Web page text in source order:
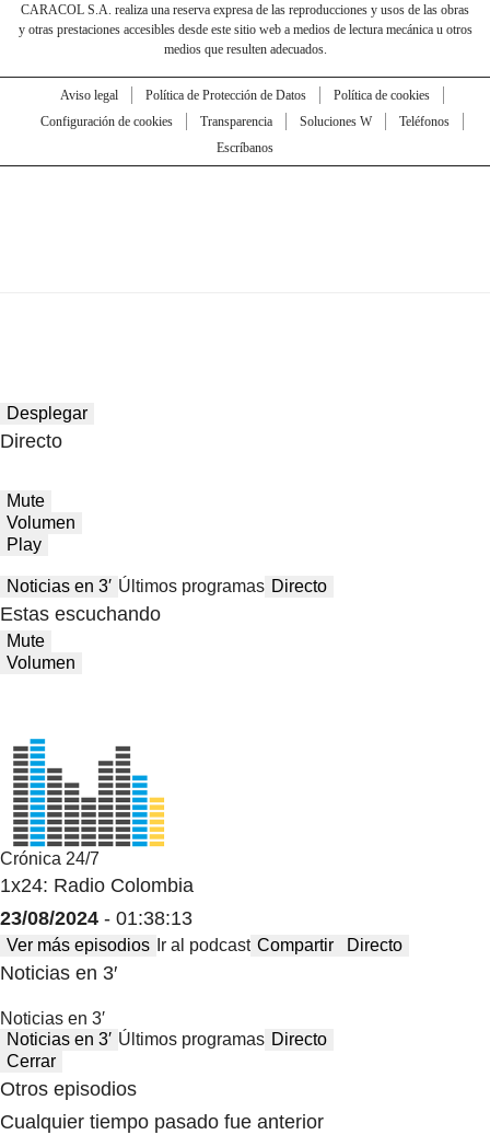
CARACOL S.A. realiza una reserva expresa de las reproducciones y usos de las obras
y otras prestaciones accesibles desde este sitio web a medios de lectura mecánica u otros
medios que resulten adecuados.
Aviso legal Política de Protección de Datos
Política de cookies
Configuración de cookies
Transparencia Soluciones W
Teléfonos
Escríbanos
Desplegar
Directo
Mute
Volumen
Play
Noticias en 3′ Últimos programas Directo
Estas escuchando
Mute
Volumen
Crónica 24/7
1x24: Radio Colombia
23/08/2024 - 01:38:13
Ver más episodios Ir al podcast Compartir Directo
Noticias en 3′
Noticias en 3′
Noticias en 3′ Últimos programas Directo
Cerrar
Otros episodios
Cualquier tiempo pasado fue anterior